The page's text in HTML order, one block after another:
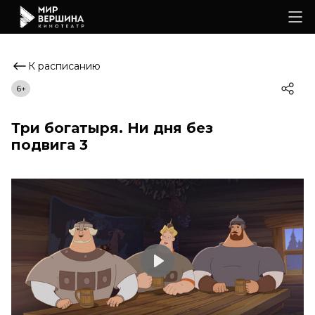
К расписанию
Три богатыря. Ни дня без
подвига 3
6+
Play